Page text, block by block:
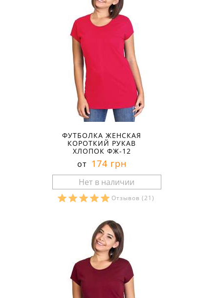
ФУТБОЛКА ЖЕНСКАЯ
КОРОТКИЙ РУКАВ
ХЛОПОК ФЖ-12
от 174 грн
Отзывов (21)